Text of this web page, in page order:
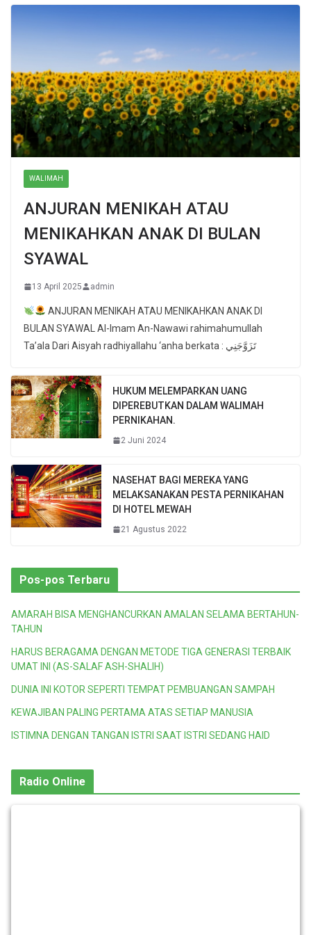
WALIMAH
ANJURAN MENIKAH ATAU
MENIKAHKAN ANAK DI BULAN
SYAWAL
13 April 2025 admin
ANJURAN MENIKAH ATAU MENIKAHKAN ANAK DI
BULAN SYAWAL Al-Imam An-Nawawi rahimahumullah
Ta’ala Dari Aisyah radhiyallahu ‘anha berkata : تَزَوَّجَنِي
HUKUM MELEMPARKAN UANG
DIPEREBUTKAN DALAM WALIMAH
PERNIKAHAN.
2 Juni 2024
NASEHAT BAGI MEREKA YANG
MELAKSANAKAN PESTA PERNIKAHAN
DI HOTEL MEWAH
21 Agustus 2022
Pos-pos Terbaru
AMARAH BISA MENGHANCURKAN AMALAN SELAMA BERTAHUN-
TAHUN
HARUS BERAGAMA DENGAN METODE TIGA GENERASI TERBAIK
UMAT INI (AS-SALAF ASH-SHALIH)
DUNIA INI KOTOR SEPERTI TEMPAT PEMBUANGAN SAMPAH
KEWAJIBAN PALING PERTAMA ATAS SETIAP MANUSIA
ISTIMNA DENGAN TANGAN ISTRI SAAT ISTRI SEDANG HAID
Radio Online